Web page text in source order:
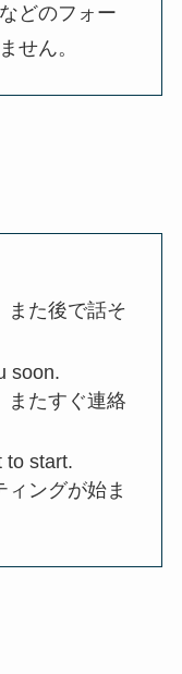
どのフォー
せん。
また後で話そ
soon.
またすぐ連絡
to start.
ィングが始ま